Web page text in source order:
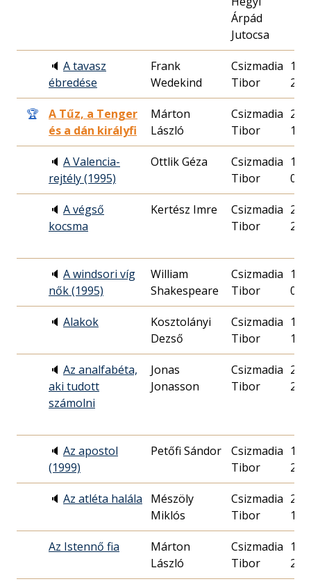
Árpád
Jutocsa
🔈 A tavasz
ébredése
Frank
Wedekind
Csizmadia
Tibor
28.
🏆
A Tűz, a Tenger
és a dán királyfi
Márton
László
Csizmadia
Tibor
18.
🔈 A Valencia-
rejtély (1995)
Ottlik Géza
Csizmadia
Tibor
09.
🔈 A végső
kocsma
Kertész Imre
Csizmadia
Tibor
28.
🔈 A windsori víg
nők (1995)
William
Shakespeare
Csizmadia
Tibor
07.
🔈 Alakok
Kosztolányi
Dezső
Csizmadia
Tibor
18.
🔈 Az analfabéta,
aki tudott
számolni
Jonas
Jonasson
Csizmadia
Tibor
20.
🔈 Az apostol
(1999)
Petőfi Sándor
Csizmadia
Tibor
22.
🔈 Az atléta halála
Mészöly
Miklós
Csizmadia
Tibor
11.
Az Istennő fia
Márton
László
Csizmadia
Tibor
28.